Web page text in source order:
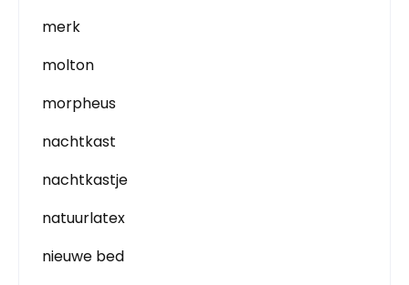
merk
molton
morpheus
nachtkast
nachtkastje
natuurlatex
nieuwe bed